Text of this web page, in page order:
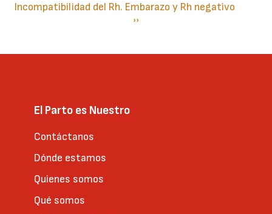
Incompatibilidad del Rh. Embarazo y Rh negativo
Siguiente
››
El Parto es Nuestro
Contáctanos
Dónde estamos
Quienes somos
Qué somos